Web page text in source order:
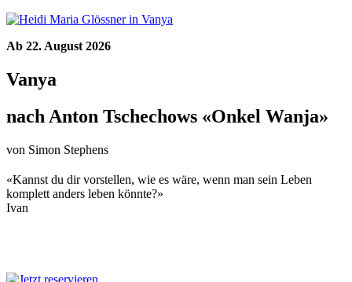
Ab 22. August 2026
Vanya
nach Anton Tschechows «Onkel Wanja»
von Simon Stephens
«Kannst du dir vorstellen, wie es wäre, wenn man sein Leben
komplett anders leben könnte?»
Ivan